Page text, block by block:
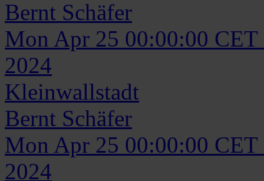
Bernt Schäfer
Mon Apr 25 00:00:00 CET
2024
Kleinwallstadt
Bernt Schäfer
Mon Apr 25 00:00:00 CET
2024